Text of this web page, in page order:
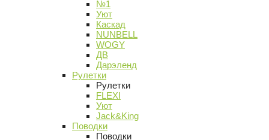
№1
Уют
Каскад
NUNBELL
WOGY
ДВ
Дарэленд
Рулетки
Рулетки
FLEXI
Уют
Jack&King
Поводки
Поводки